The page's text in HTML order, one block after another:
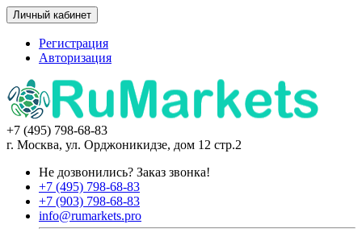
Личный кабинет
Регистрация
Авторизация
+7 (495) 798-68-83
г. Москва, ул. Орджоникидзе, дом 12 стр.2
Не дозвонились? Заказ звонка!
+7 (495) 798-68-83
+7 (903) 798-68-83
info@rumarkets.pro